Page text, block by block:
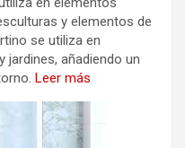
y elementos de
se utiliza en
jardines, añadiendo un
Leer más